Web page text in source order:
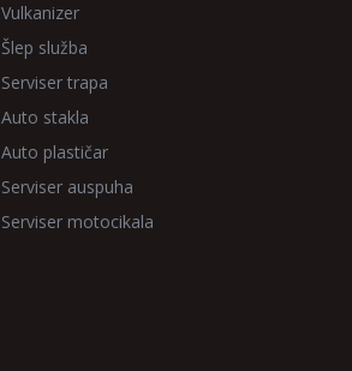
Vulkanizer
Šlep služba
Serviser trapa
Auto stakla
Auto plastičar
Serviser auspuha
Serviser motocikala